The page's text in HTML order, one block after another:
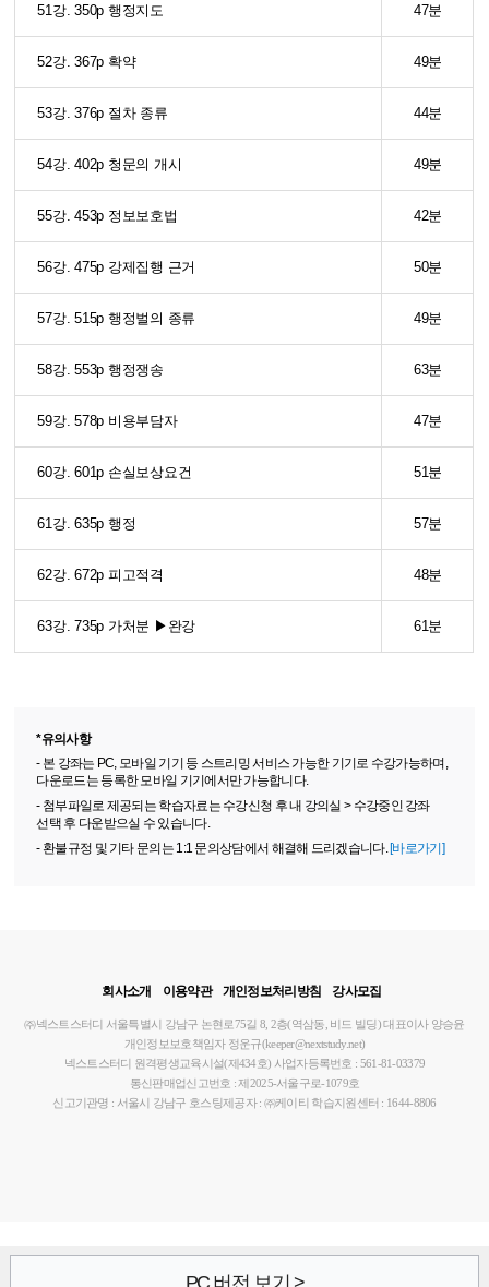
51강. 350p 행정지도 47분
52강. 367p 확약 49분
53강. 376p 절차 종류 44분
54강. 402p 청문의 개시 49분
55강. 453p 정보보호법 42분
56강. 475p 강제집행 근거 50분
57강. 515p 행정벌의 종류 49분
58강. 553p 행정쟁송 63분
59강. 578p 비용부담자 47분
60강. 601p 손실보상요건 51분
61강. 635p 행정 57분
62강. 672p 피고적격 48분
63강. 735p 가처분 ▶완강 61분
*유의사항
- 본 강좌는 PC, 모바일 기기 등 스트리밍 서비스 가능한 기기로 수강가능하며,
다운로드는 등록한 모바일 기기에서만 가능합니다.
- 첨부파일로 제공되는 학습자료는 수강신청 후 내 강의실 > 수강중인 강좌
선택 후 다운받으실 수 있습니다.
- 환불규정 및 기타 문의는 1:1 문의상담에서 해결해 드리겠습니다.[바로가기]
회사소개 이용약관 개인정보처리방침 강사모집
㈜넥스트스터디 서울특별시 강남구 논현로75길 8, 2층(역삼동, 비드 빌딩)대표이사 양승윤
개인정보보호책임자 정운규(keeper@nextstudy.net)
넥스트스터디 원격평생교육시설(제434호) 사업자등록번호 : 561-81-03379
통신판매업신고번호 : 제2025-서울구로-1079호
신고기관명 : 서울시 강남구 호스팅제공자 : ㈜케이티 학습지원센터 : 1644-8806
PC 버전 보기 >